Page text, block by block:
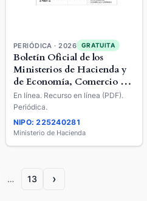
PERIÓDICA · 2026 GRATUITA
Boletín Oficial de los
Ministerios de Hacienda y
de Economía, Comercio y
Empresa
En línea. Recurso en línea (PDF).
Periódica.
NIPO: 225240281
Ministerio de Hacienda
… 13 ›